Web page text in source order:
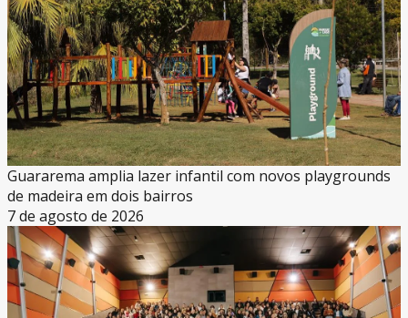
Guararema amplia lazer infantil com novos playgrounds
de madeira em dois bairros
7 de agosto de 2026